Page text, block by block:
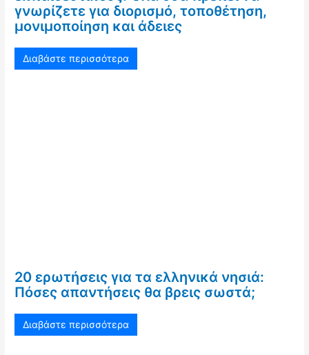
γνωρίζετε για διορισμό, τοποθέτηση,
μονιμοποίηση και άδειες
Διαβάστε περισσότερα
20 ερωτήσεις για τα ελληνικά νησιά:
Πόσες απαντήσεις θα βρεις σωστά;
Διαβάστε περισσότερα